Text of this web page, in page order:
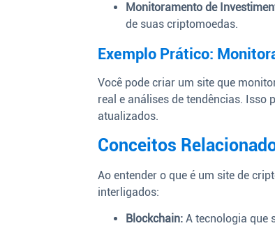
Monitoramento de
de suas criptomoedas.
Exemplo Prático:
Você pode criar um site que
real e análises de tendências. Isso
atualizados.
Conceitos
Ao entender o que é um site de
interligados:
Blockchain: A tecnologia que